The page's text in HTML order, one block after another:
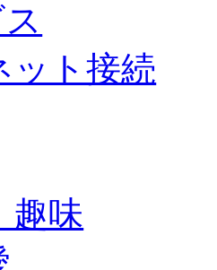
ット接続
趣味